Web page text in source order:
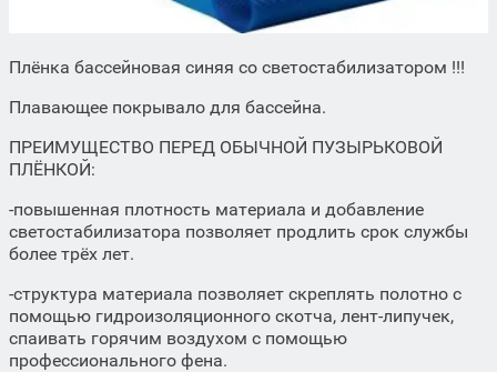
Плёнка бассейновая синяя со светостабилизатором !!!
Плавающее покрывало для бассейна.
ПРЕИМУЩЕСТВО ПЕРЕД ОБЫЧНОЙ ПУЗЫРЬКОВОЙ
ПЛЁНКОЙ:
-повышенная плотность материала и добавление
светостабилизатора позволяет продлить срок службы
более трёх лет.
-структура материала позволяет скреплять полотно с
помощью гидроизоляционного скотча, лент-липучек,
спаивать горячим воздухом с помощью
профессионального фена.